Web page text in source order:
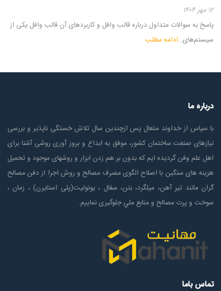
۱۲ مهر ۱۴۰۴
پاسخ به سوالات متداول درباره قالب وافل و کاربردهای آن قالب وافل یکی از
سیستم‌های…ادامه مطلب
درباره ما
با سپاس از خداوند متعال پس ازچندين سال تلاش خستگی ناپذير و بررسی
نیازهای صنعت ساختمان كشور، موفق به ابداع و بروز آوری روشی آشنا برای
اهل علم وفن گردیده ایم که بدون بر هم زدن ابزار و روشهای موجود و تحمیل
هزینه های سنگین با اصلاح الگوی مصرف مصالح و روش اجرا از دفن مصالح
گران مانند تیر آهن، میلگرد، بتن، سفال ، یونولیت(پلی استايرن) ، زمان ،
سوخت و پرت مصالح و منابع ملي جلوگیری نماییم.
تماس باما